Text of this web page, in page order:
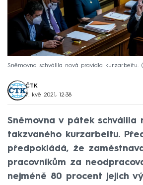
Sněmovna schválila nová pravidla kurzarbeitu.
ČTK
7. kvě 2021, 12:38
Sněmovna v pátek schválila
takzvaného kurzarbeitu.
předpokládá, že
pracovníkům za
nejméně 80 procent jejich